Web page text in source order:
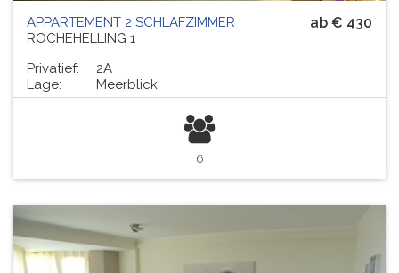
ab € 430
APPARTEMENT 2 SCHLAFZIMMER
ROCHEHELLING 1
Privatief:
2A
Lage:
Meerblick
6